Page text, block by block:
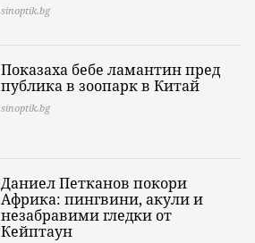
sinoptik.bg
Показаха бебе ламантин пред
публика в зоопарк в Китай
sinoptik.bg
Даниел Петканов покори
Африка: пингвини, акули и
незабравими гледки от
Кейптаун